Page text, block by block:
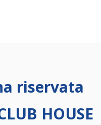
riservata
HOUSE